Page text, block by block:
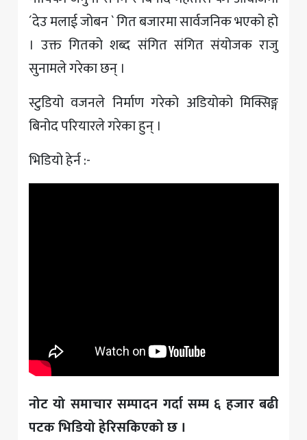
´देउ मलाई जोबन ` गित बजारमा सार्वजनिक भएको हो
। उक्त गितको शब्द संगित संगित संयोजक राजु
सुनामले गरेका छन् ।
स्टुडियो वजनले निर्माण गरेको अडियोको मिक्सिङ्ग
बिनोद परियारले गरेका हुन् ।
भिडियो हेर्न :-
नोट यो समाचार सम्पादन गर्दा सम्म ६ हजार बढी
पटक भिडियो हेरिसकिएको छ ।